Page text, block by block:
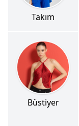
Takım
Büstiyer